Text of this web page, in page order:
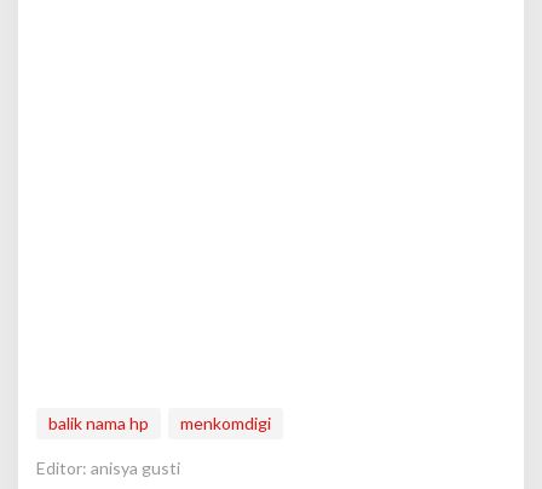
balik nama hp menkomdigi
Editor: anisya gusti